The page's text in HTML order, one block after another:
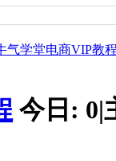
气学堂电商VIP教
今日: 0|